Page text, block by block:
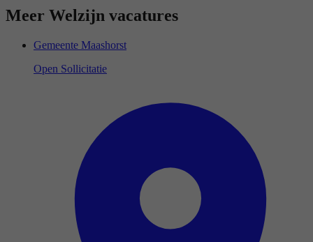
Meer Welzijn vacatures
Gemeente Maashorst
Open Sollicitatie